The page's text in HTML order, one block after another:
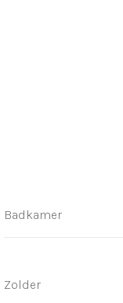
Badkamer
Zolder